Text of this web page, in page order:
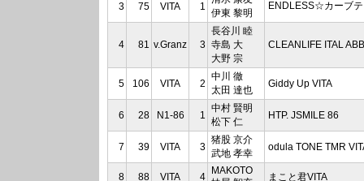
3 75 VITA 1
伊東 黎明
ENDLESS☆カーブ
4 81 v.Granz 3
長谷川 睦
寺島 大
大野 宗
CLEANLIFE ITAL
5 106 VITA 2
中川 徹
太田 達也
Giddy Up VITA
6 28 N1-86 1
中村 賢明
松下 仁
HTP. JSMILE 86
7 39 VITA 3
猪股 京介
武地 孝幸
odula TONE TMR
8 88 VITA 4
MAKOTO
まこと君VITA